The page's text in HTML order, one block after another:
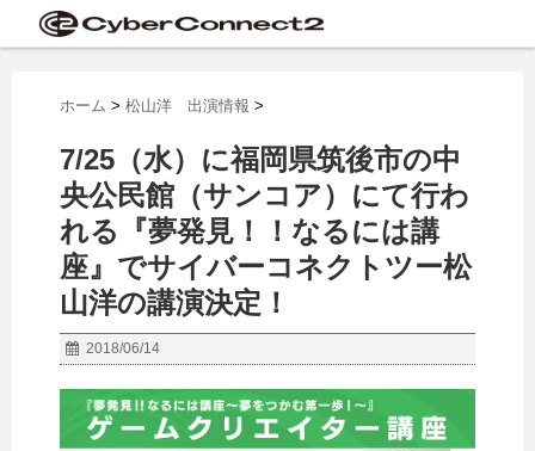
ホーム > 松山洋 出演情報 >
7/25（水）に福岡県筑後市の中
央公民館（サンコア）にて行わ
れる『夢発見！！なるには講
座』でサイバーコネクトツー松
山洋の講演決定！
2018/06/14